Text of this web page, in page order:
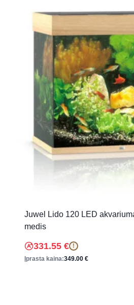
Juwel Lido 120 LED
medis
331.55 € !
Įprasta kaina:349.00 €